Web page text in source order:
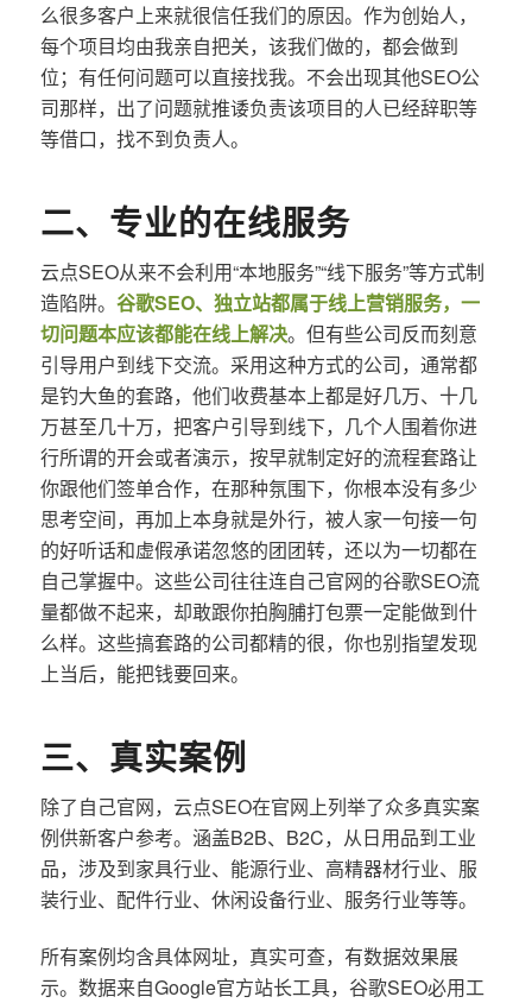
么很多客户上来就很信任我们的原因。作为创始人，
每个项目均由我亲自把关，该我们做的，都会做到
位；有任何问题可以直接找我。不会出现其他SEO公
司那样，出了问题就推诿负责该项目的人已经辞职等
等借口，找不到负责人。
二、专业的在线服务
云点SEO从来不会利用“本地服务”“线下服务”等方式制
造陷阱。 谷歌SEO、独立站都属于线上营销服务，一
切问题本应该都能在线上解决。但有些公司反而刻意
引导用户到线下交流。采用这种方式的公司，通常都
是钓大鱼的套路，他们收费基本上都是好几万、十几
万甚至几十万，把客户引导到线下，几个人围着你进
行所谓的开会或者演示，按早就制定好的流程套路让
你跟他们签单合作，在那种氛围下，你根本没有多少
思考空间，再加上本身就是外行，被人家一句接一句
的好听话和虚假承诺忽悠的团团转，还以为一切都在
自己掌握中。这些公司往往连自己官网的谷歌SEO流
量都做不起来，却敢跟你拍胸脯打包票一定能做到什
么样。这些搞套路的公司都精的很，你也别指望发现
上当后，能把钱要回来。
三、真实案例
除了自己官网，云点SEO在官网上列举了众多真实案
例供新客户参考。涵盖B2B、B2C，从日用品到工业
品，涉及到家具行业、能源行业、高精器材行业、服
装行业、配件行业、休闲设备行业、服务行业等等。
所有案例均含具体网址，真实可查，有数据效果展
示。数据来自Google官方站长工具，谷歌SEO必用工